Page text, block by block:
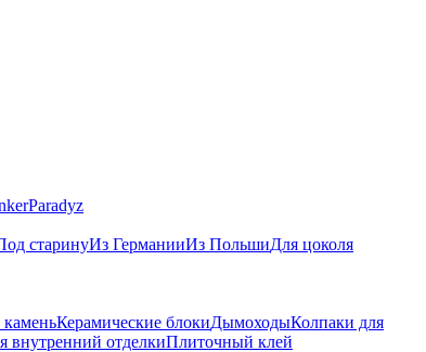
Paradyz
старинуИз ГерманииИз ПольшиДля цоколя
Керамические блокиДымоходыКолпаки для
внутренний отделкиПлиточный клей